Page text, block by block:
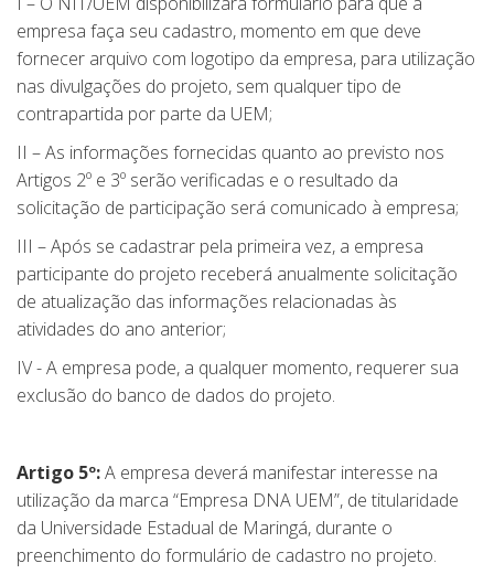
empresa faça seu cadastro, momento em que deve
fornecer arquivo com logotipo da empresa, para utilização
nas divulgações do projeto, sem qualquer tipo de
contrapartida por parte da UEM;
II – As informações fornecidas quanto ao previsto nos
Artigos 2º e 3º serão verificadas e o resultado da
solicitação de participação será comunicado à empresa;
III – Após se cadastrar pela primeira vez, a empresa
participante do projeto receberá anualmente solicitação
de atualização das informações relacionadas às
atividades do ano anterior;
IV - A empresa pode, a qualquer momento, requerer sua
exclusão do banco de dados do projeto.
Artigo 5º:A empresa deverá manifestar interesse na
utilização da marca “Empresa DNA UEM”, de titularidade
da Universidade Estadual de Maringá, durante o
preenchimento do formulário de cadastro no projeto.